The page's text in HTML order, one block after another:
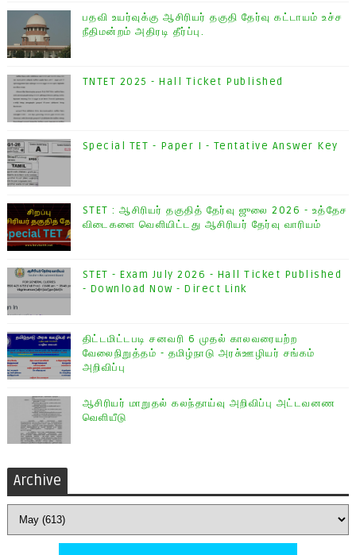
பதவி உயர்வுக்கு ஆசிரியர் தகுதி தேர்வு கட்டாயம் உச்ச
நீதிமன்றம் அதிரடி தீர்ப்பு.
TNTET 2025 - Hall Ticket Published
Special TET - Paper I - Tentative Answer Key
STET : ஆசிரியர் தகுதித் தேர்வு ஜுலை 2026 - உத்தேச
விடைகளை வெளியிட்டது ஆசிரியர் தேர்வு வாரியம்
STET - Exam July 2026 - Hall Ticket Published
- Download Now - Direct Link
திட்டமிட்டபடி சனவரி 6 முதல் காலவரையற்ற
வேலைநிறுத்தம் - தமிழ்நாடு அரசு்ஊழியர் சங்கம்
அறிவிப்பு
ஆசிரியர் மாறுதல் கலந்தாய்வு அறிவிப்பு அட்டவனண
வெளியீடு
Archive